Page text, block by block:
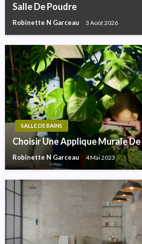
Salle De Poudre
Robinette N Garceau 3 Août 2026
SALLE DE BAINS
Choisir Une Applique Murale
Robinette N Garceau 4 Mai 2023